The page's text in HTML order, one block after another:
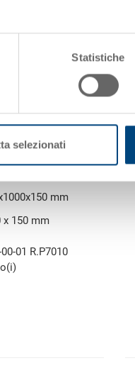
Statistiche
selezionati
mm
x 150 mm
01 R.P7010